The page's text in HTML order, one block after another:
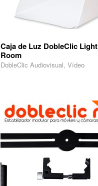
Caja de Luz DobleClic Light
Room
DobleClic Audiovisual, Vídeo